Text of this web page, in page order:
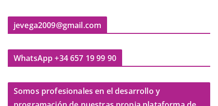
jevega2009@gmail.com
WhatsApp +34 657 19 99 90
Somos profesionales en el desarrollo y